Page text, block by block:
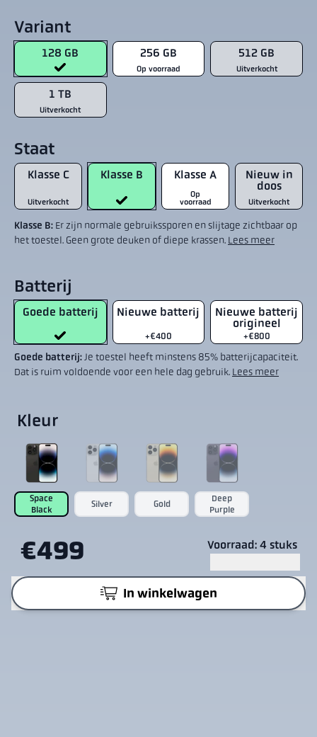
Variant
128 GB 256 GB
Op voorraad
512 GB
Uitverkocht
1 TB
Uitverkocht
Staat
Klasse C
Uitverkocht
Klasse B Klasse A
Op
voorraad
Nieuw in
doos
Uitverkocht
Klasse B: Er zijn normale gebruikssporen en slijtage zichtbaar op
het toestel. Geen grote deuken of diepe krassen. Lees meer
Batterij
Goede batterij Nieuwe batterij
+€400
Nieuwe batterij
origineel
+€800
Goede batterij: Je toestel heeft minstens 85% batterijcapaciteit.
Dat is ruim voldoende voor een hele dag gebruik. Lees meer
Kleur
Space
Black
Silver Gold
Deep
Purple
€499 Voorraad: 4 stuks
In winkelwagen